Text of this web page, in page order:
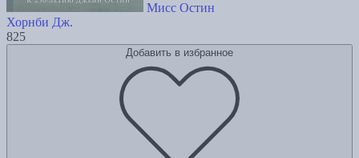
Мисс Остин
Хорнби Дж.
825
Добавить в избранное